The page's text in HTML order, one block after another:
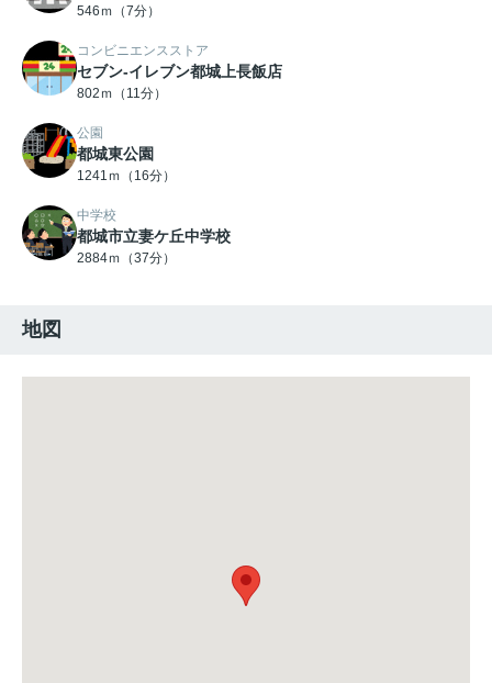
546ｍ（7分）
コンビニエンスストア
セブン-イレブン都城上長飯店
802ｍ（11分）
公園
都城東公園
1241ｍ（16分）
中学校
都城市立妻ケ丘中学校
2884ｍ（37分）
地図